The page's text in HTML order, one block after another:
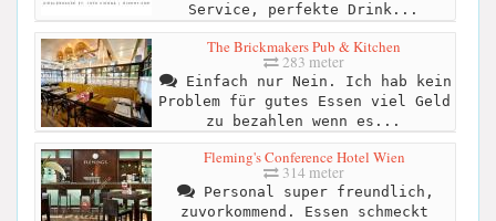
Service, perfekte Drink...
The Brickmakers Pub & Kitchen
283 meter
Einfach nur Nein. Ich hab kein
Problem für gutes Essen viel Geld
zu bezahlen wenn es...
Fleming's Conference Hotel Wien
314 meter
Personal super freundlich,
zuvorkommend. Essen schmeckt